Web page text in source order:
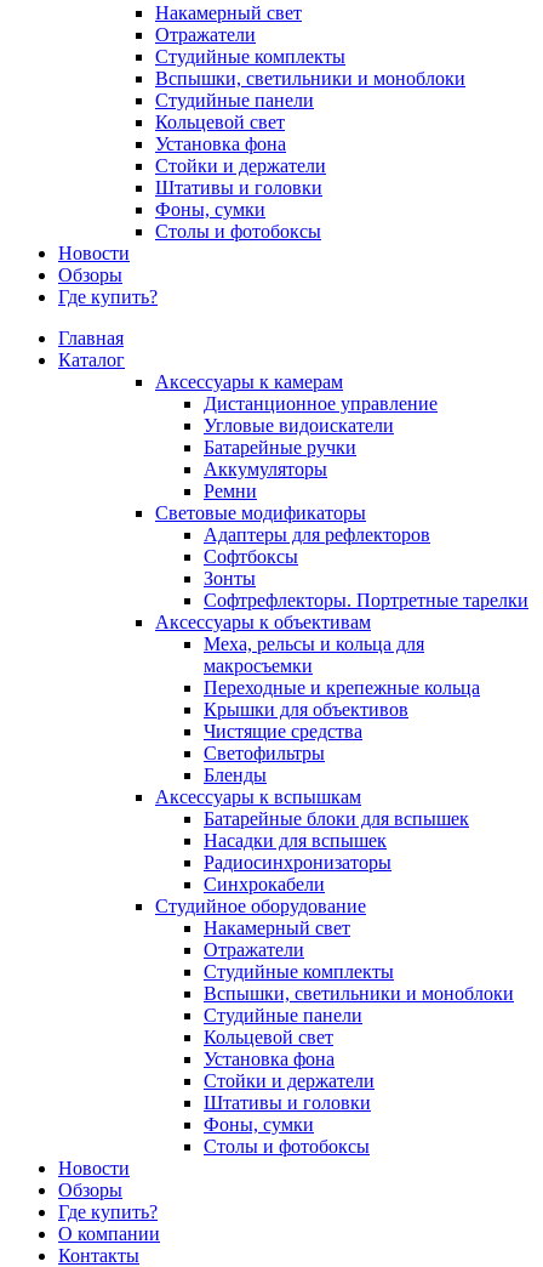
Накамерный свет
Отражатели
Студийные комплекты
Вспышки, светильники и моноблоки
Студийные панели
Кольцевой свет
Установка фона
Стойки и держатели
Штативы и головки
Фоны, сумки
Столы и фотобоксы
Новости
Обзоры
Где купить?
Главная
Каталог
Аксессуары к камерам
Дистанционное управление
Угловые видоискатели
Батарейные ручки
Аккумуляторы
Ремни
Световые модификаторы
Адаптеры для рефлекторов
Софтбоксы
Зонты
Софтрефлекторы. Портретные тарелки
Аксессуары к объективам
Меха, рельсы и кольца для
макросъемки
Переходные и крепежные кольца
Крышки для объективов
Чистящие средства
Светофильтры
Бленды
Аксессуары к вспышкам
Батарейные блоки для вспышек
Насадки для вспышек
Радиосинхронизаторы
Синхрокабели
Студийное оборудование
Накамерный свет
Отражатели
Студийные комплекты
Вспышки, светильники и моноблоки
Студийные панели
Кольцевой свет
Установка фона
Стойки и держатели
Штативы и головки
Фоны, сумки
Столы и фотобоксы
Новости
Обзоры
Где купить?
О компании
Контакты